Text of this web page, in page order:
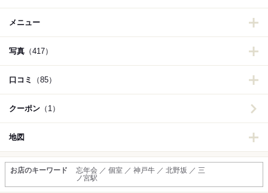
メニュー
写真 （417）
口コミ （85）
クーポン （1）
地図
お店のキーワード
忘年会 ／ 個室 ／ 神戸牛 ／ 北野坂 ／ 三
ノ宮駅